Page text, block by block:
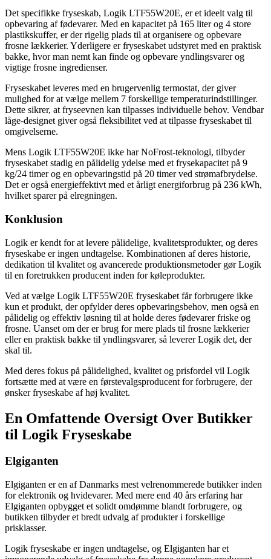
Det specifikke fryseskab, Logik LTF55W20E, er et ideelt valg til
opbevaring af fødevarer. Med en kapacitet på 165 liter og 4 store
plastikskuffer, er der rigelig plads til at organisere og opbevare
frosne lækkerier. Yderligere er fryseskabet udstyret med en praktisk
bakke, hvor man nemt kan finde og opbevare yndlingsvarer og
vigtige frosne ingredienser.
Fryseskabet leveres med en brugervenlig termostat, der giver
mulighed for at vælge mellem 7 forskellige temperaturindstillinger.
Dette sikrer, at fryseevnen kan tilpasses individuelle behov. Vendbar
låge-designet giver også fleksibilitet ved at tilpasse fryseskabet til
omgivelserne.
Mens Logik LTF55W20E ikke har NoFrost-teknologi, tilbyder
fryseskabet stadig en pålidelig ydelse med et frysekapacitet på 9
kg/24 timer og en opbevaringstid på 20 timer ved strømafbrydelse.
Det er også energieffektivt med et årligt energiforbrug på 236 kWh,
hvilket sparer på elregningen.
Konklusion
Logik er kendt for at levere pålidelige, kvalitetsprodukter, og deres
fryseskabe er ingen undtagelse. Kombinationen af deres historie,
dedikation til kvalitet og avancerede produktionsmetoder gør Logik
til en foretrukken producent inden for køleprodukter.
Ved at vælge Logik LTF55W20E fryseskabet får forbrugere ikke
kun et produkt, der opfylder deres opbevaringsbehov, men også en
pålidelig og effektiv løsning til at holde deres fødevarer friske og
frosne. Uanset om der er brug for mere plads til frosne lækkerier
eller en praktisk bakke til yndlingsvarer, så leverer Logik det, der
skal til.
Med deres fokus på pålidelighed, kvalitet og prisfordel vil Logik
fortsætte med at være en førstevalgsproducent for forbrugere, der
ønsker fryseskabe af høj kvalitet.
En Omfattende Oversigt Over Butikker
til Logik Fryseskabe
Elgiganten
Elgiganten er en af Danmarks mest velrenommerede butikker inden
for elektronik og hvidevarer. Med mere end 40 års erfaring har
Elgiganten opbygget et solidt omdømme blandt forbrugere, og
butikken tilbyder et bredt udvalg af produkter i forskellige
prisklasser.
Logik fryseskabe er ingen undtagelse, og Elgiganten har et